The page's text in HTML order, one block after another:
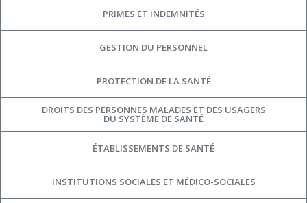
PRIMES ET INDEMNITÉS
GESTION DU PERSONNEL
PROTECTION DE LA SANTÉ
DROITS DES PERSONNES MALADES ET DES USAGERS
DU SYSTÈME DE SANTÉ
ÉTABLISSEMENTS DE SANTÉ
INSTITUTIONS SOCIALES ET MÉDICO-SOCIALES